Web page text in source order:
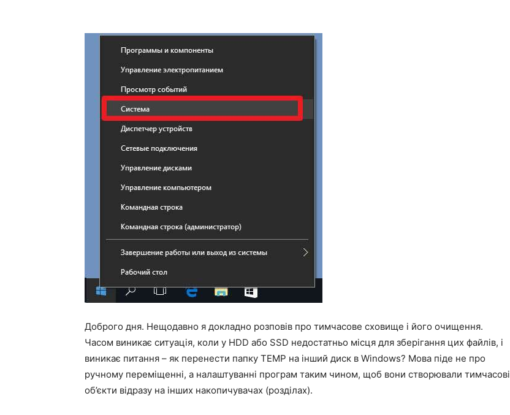
Доброго дня. Нещодавно я докладно розповів про тимчасове сховище і його очищення.
Часом виникає ситуація, коли у HDD або SSD недостатньо місця для зберігання цих файлів, і
виникає питання – як перенести папку TEMP на інший диск в Windows? Мова піде не про
ручному переміщенні, а налаштуванні програм таким чином, щоб вони створювали тимчасові
об’єкти відразу на інших накопичувачах (розділах).